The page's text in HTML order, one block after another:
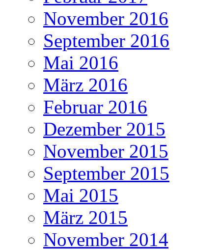
November 2016
September 2016
Mai 2016
März 2016
Februar 2016
Dezember 2015
November 2015
September 2015
Mai 2015
März 2015
November 2014